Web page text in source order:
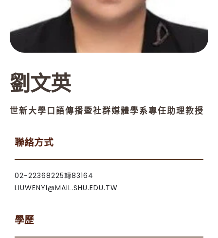
劉文英
世新大學口語傳播暨社群媒體學系專任助理教授
聯絡方式
02-22368225轉83164
LIUWENYI@MAIL.SHU.EDU.TW
學歷